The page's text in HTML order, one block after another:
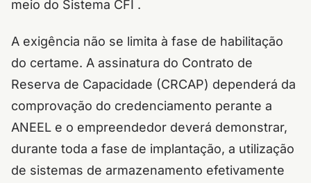
meio do Sistema CFI .
A exigência não se limita à fase de habilitação
do certame. A assinatura do Contrato de
Reserva de Capacidade (CRCAP) dependerá da
comprovação do credenciamento perante a
ANEEL e o empreendedor deverá demonstrar,
durante toda a fase de implantação, a utilização
de sistemas de armazenamento efetivamente